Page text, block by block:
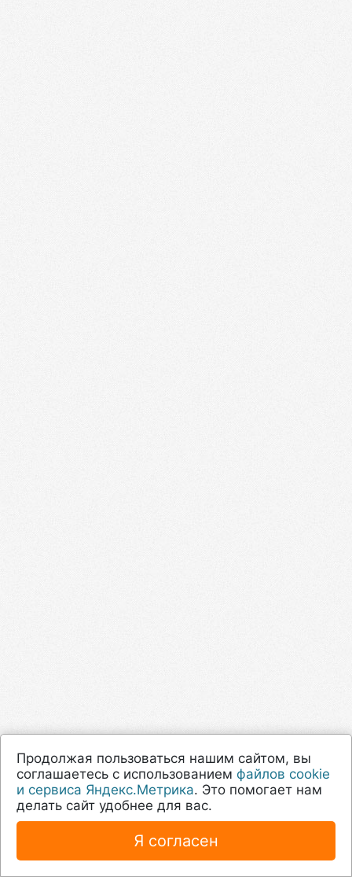
Продолжая пользоваться нашим сайтом, вы
соглашаетесь с использованием файлов cookie
и сервиса Яндекс.Метрика. Это помогает нам
делать сайт удобнее для вас.
Я согласен